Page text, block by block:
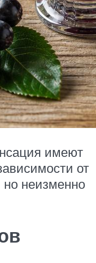
имеют
от
но неизменно